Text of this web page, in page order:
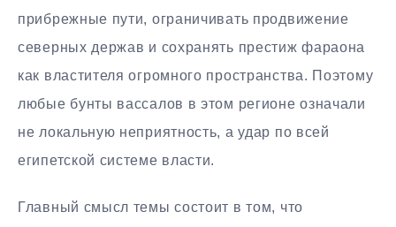
прибрежные пути, ограничивать продвижение
северных держав и сохранять престиж фараона
как властителя огромного пространства. Поэтому
любые бунты вассалов в этом регионе означали
не локальную неприятность, а удар по всей
египетской системе власти.
Главный смысл темы состоит в том, что